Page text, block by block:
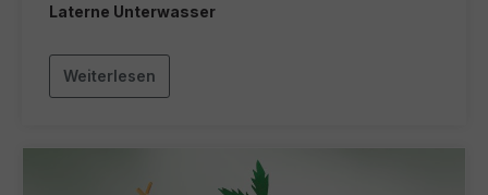
Laterne Unterwasser
Weiterlesen